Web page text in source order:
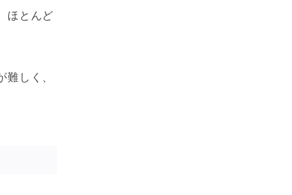
ほとんど
しく、